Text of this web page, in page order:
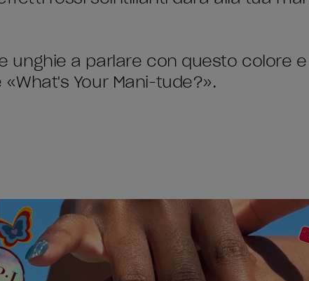
unghie a parlare con questo colore
Your Mani-tude?».